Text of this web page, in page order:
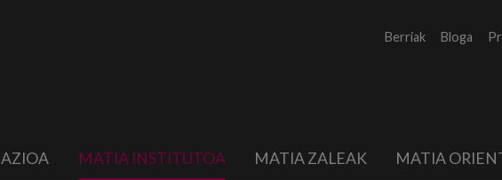
Berriak Bloga
MATIA INSTITUTOA MATIA ZALEAK MATIA